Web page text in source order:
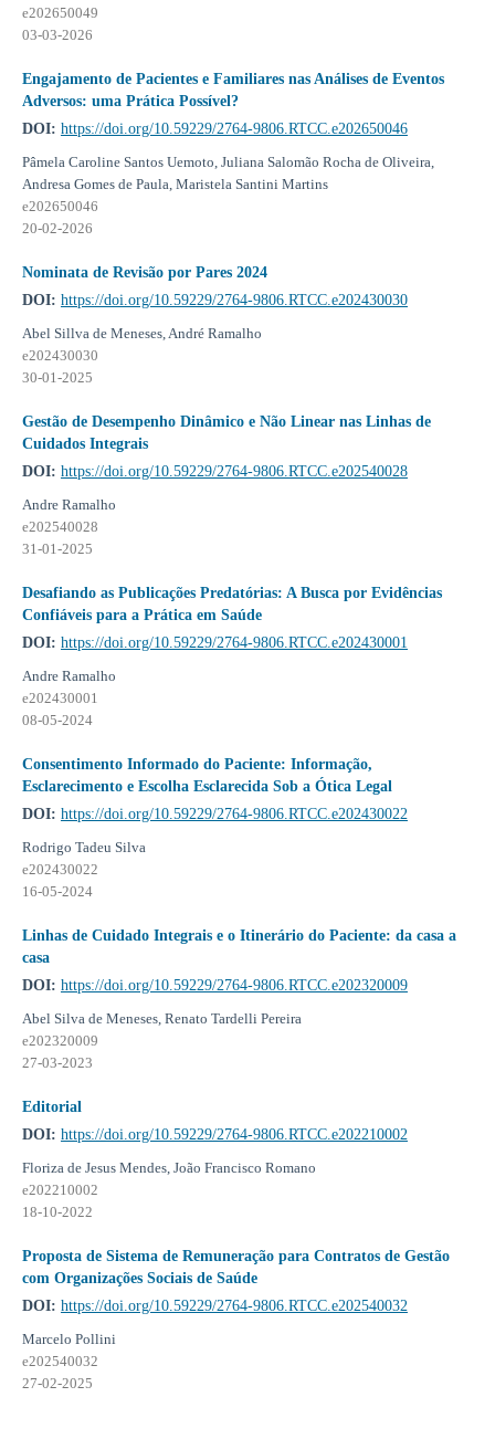
e202650049
03-03-2026
Engajamento de Pacientes e Familiares nas Análises de Eventos
Adversos: uma Prática Possível?
DOI: https://doi.org/10.59229/2764-9806.RTCC.e202650046
Pâmela Caroline Santos Uemoto, Juliana Salomão Rocha de Oliveira,
Andresa Gomes de Paula, Maristela Santini Martins
e202650046
20-02-2026
Nominata de Revisão por Pares 2024
DOI: https://doi.org/10.59229/2764-9806.RTCC.e202430030
Abel Sillva de Meneses, André Ramalho
e202430030
30-01-2025
Gestão de Desempenho Dinâmico e Não Linear nas Linhas de
Cuidados Integrais
DOI: https://doi.org/10.59229/2764-9806.RTCC.e202540028
Andre Ramalho
e202540028
31-01-2025
Desafiando as Publicações Predatórias: A Busca por Evidências
Confiáveis para a Prática em Saúde
DOI: https://doi.org/10.59229/2764-9806.RTCC.e202430001
Andre Ramalho
e202430001
08-05-2024
Consentimento Informado do Paciente: Informação,
Esclarecimento e Escolha Esclarecida Sob a Ótica Legal
DOI: https://doi.org/10.59229/2764-9806.RTCC.e202430022
Rodrigo Tadeu Silva
e202430022
16-05-2024
Linhas de Cuidado Integrais e o Itinerário do Paciente: da casa a
casa
DOI: https://doi.org/10.59229/2764-9806.RTCC.e202320009
Abel Silva de Meneses, Renato Tardelli Pereira
e202320009
27-03-2023
Editorial
DOI: https://doi.org/10.59229/2764-9806.RTCC.e202210002
Floriza de Jesus Mendes, João Francisco Romano
e202210002
18-10-2022
Proposta de Sistema de Remuneração para Contratos de Gestão
com Organizações Sociais de Saúde
DOI: https://doi.org/10.59229/2764-9806.RTCC.e202540032
Marcelo Pollini
e202540032
27-02-2025